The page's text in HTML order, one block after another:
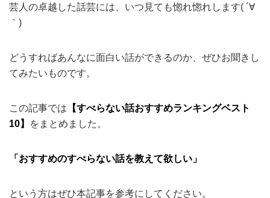
芸人の卓越した話芸には、いつ見ても惚れ惚れします( ´∀
｀)
どうすればあんなに面白い話ができるのか、ぜひお聞きし
てみたいものです。
この記事では 【すべらない話おすすめランキングベスト
10】
をまとめました。
「おすすめのすべらない話を教えて欲しい」
という方はぜひ本記事を参考にしてください。